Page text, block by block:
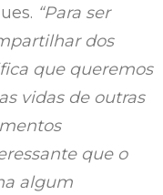
“Para ser
dos
que queremos
vidas de outras
que o
algum